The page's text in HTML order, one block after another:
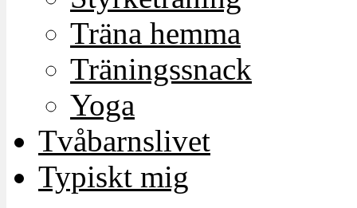
Träna hemma
Träningssnack
Yoga
Tvåbarnslivet
Typiskt mig